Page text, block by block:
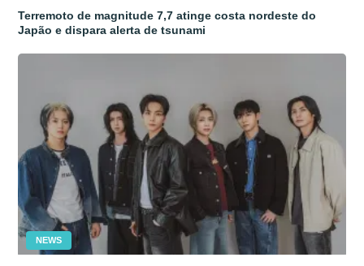
Terremoto de magnitude 7,7 atinge costa nordeste do
Japão e dispara alerta de tsunami
NEWS